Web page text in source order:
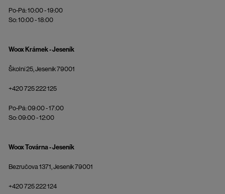
Po-Pá: 10:00 - 19:00
So: 10:00 - 18:00
Woox Krámek - Jeseník
Školní 25, Jeseník 79001
+420 725 222 125
Po-Pá: 09:00 - 17:00
So: 09:00 - 12:00
Woox Továrna - Jeseník
Bezručova 1371, Jeseník 79001
+420 725 222 124